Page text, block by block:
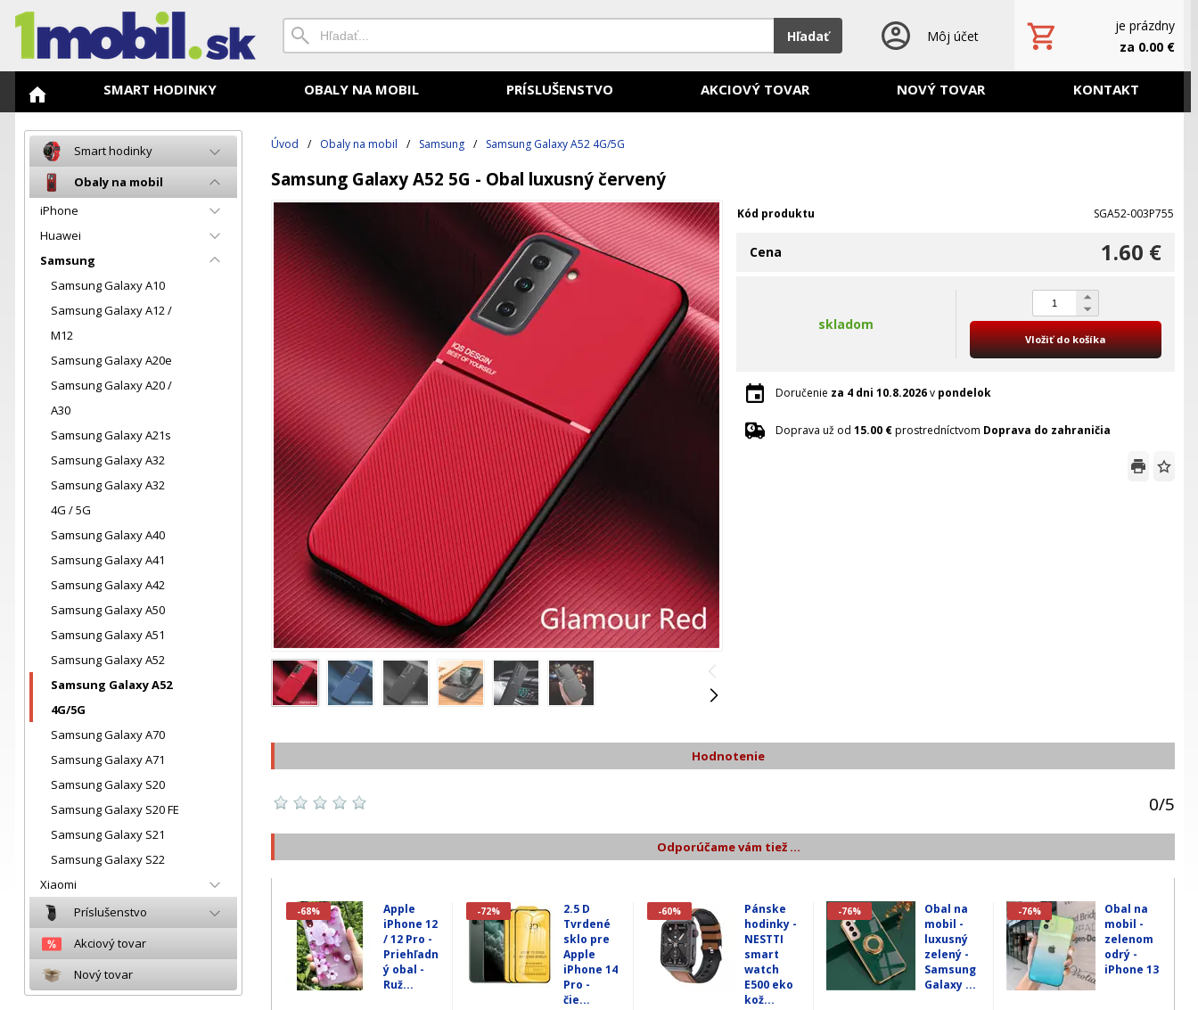
Hľadať Môj účet
je prázdny
za 0.00 €
SMART HODINKY OBALY NA MOBIL PRÍSLUŠENSTVO AKCIOVÝ TOVAR NOVÝ TOVAR KONTAKT
Smart hodinky
Obaly na mobil
iPhone
Huawei
Samsung
Samsung Galaxy A10
Samsung Galaxy A12 /
M12
Samsung Galaxy A20e
Samsung Galaxy A20 /
A30
Samsung Galaxy A21s
Samsung Galaxy A32
Samsung Galaxy A32
4G / 5G
Samsung Galaxy A40
Samsung Galaxy A41
Samsung Galaxy A42
Samsung Galaxy A50
Samsung Galaxy A51
Samsung Galaxy A52
Samsung Galaxy A52
4G/5G
Samsung Galaxy A70
Samsung Galaxy A71
Samsung Galaxy S20
Samsung Galaxy S20 FE
Samsung Galaxy S21
Samsung Galaxy S22
Xiaomi
Príslušenstvo
Akciový tovar
Nový tovar
Úvod / Obaly na mobil / Samsung / Samsung Galaxy A52 4G/5G
Samsung Galaxy A52 5G - Obal luxusný červený
Kód produktu SGA52-003P755
1.60 €
Cena
skladom
Vložiť do košíka
Doručenie za 4 dni 10.8.2026v pondelok
Doprava už od 15.00 €prostredníctvom Doprava do zahraničia
Hodnotenie
0/5
Odporúčame vám tiež ...
-68%
Apple
iPhone 12
/ 12 Pro -
Priehľadn
ý obal -
Ruž...
-72%
2.5 D
Tvrdené
sklo pre
Apple
iPhone 14
Pro -
čie...
-60%
Pánske
hodinky -
NESTTI
smart
watch
E500 eko
kož...
-76%
Obal na
mobil -
luxusný
zelený -
Samsung
Galaxy ...
-76%
Obal na
mobil -
zelenom
odrý -
iPhone 13